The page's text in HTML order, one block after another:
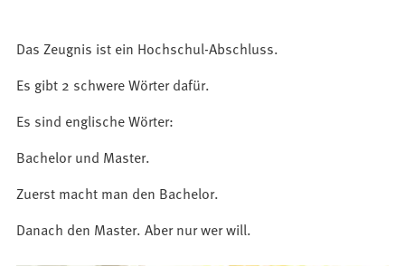
Das Zeugnis ist ein Hochschul-Abschluss.
Es gibt 2 schwere Wörter dafür.
Es sind englische Wörter:
Bachelor und Master.
Zuerst macht man den Bachelor.
Danach den Master. Aber nur wer will.